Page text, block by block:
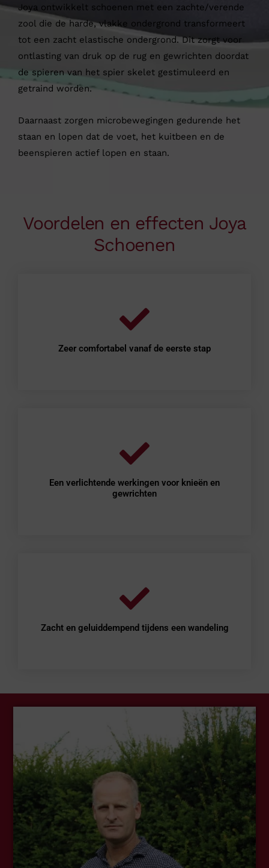
Joya ontwikkelt schoenen met een zachte/verende
zool die de harde, vlakke ondergrond transformeert
tot een zacht elastische ondergrond. Dit zorgt voor
ontlasting van druk op de rug en gewrichten doordat
de spieren van het spier skelet gestimuleerd en
getraind worden.
Daarnaast zorgen microbewegingen gedurende het
staan en lopen dat de voet, het kuitbeen en de
beenspieren actief lopen en staan.
Voordelen en effecten Joya
Schoenen
Zeer comfortabel vanaf de eerste stap
Een verlichtende werkingen voor knieën en
gewrichten
Zacht en geluiddempend tijdens een wandeling